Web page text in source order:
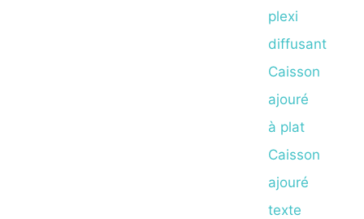
plexi
diffusant
Caisson
ajouré
à plat
Caisson
ajouré
texte